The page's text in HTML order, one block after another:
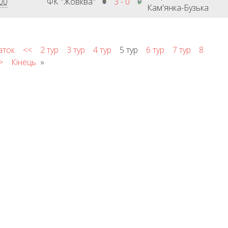
Кам'янка-Бузька
<< 2 тур 3 тур 4 тур 5 тур 6 тур 7 тур
8
Кінець »